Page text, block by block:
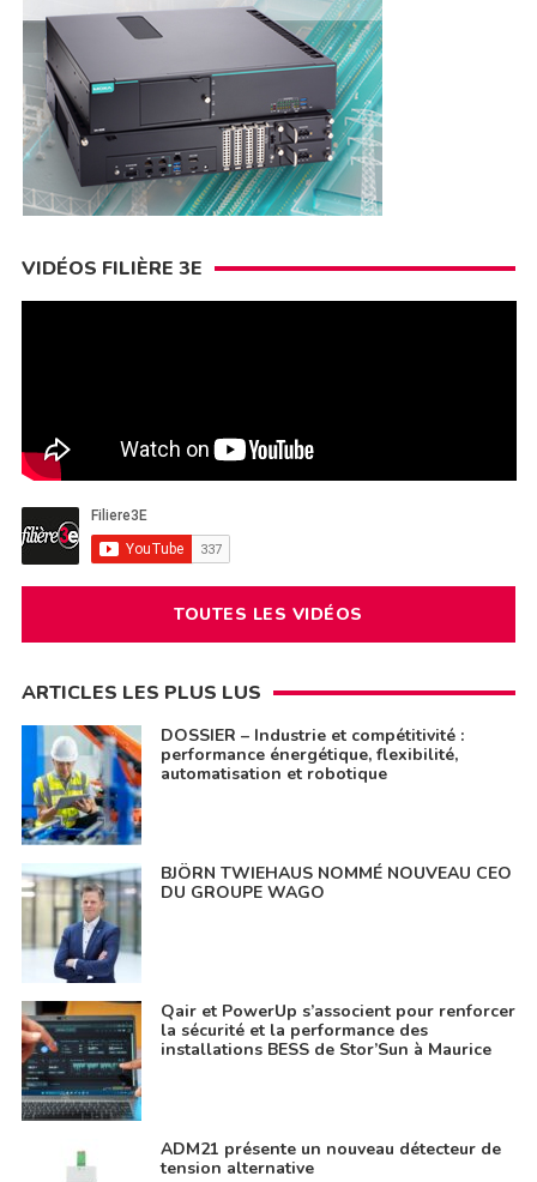
VIDÉOS FILIÈRE 3E
TOUTES LES VIDÉOS
ARTICLES LES PLUS LUS
DOSSIER – Industrie et compétitivité :
performance énergétique, flexibilité,
automatisation et robotique
BJÖRN TWIEHAUS NOMMÉ NOUVEAU CEO
DU GROUPE WAGO
Qair et PowerUp s’associent pour renforcer
la sécurité et la performance des
installations BESS de Stor’Sun à Maurice
ADM21 présente un nouveau détecteur de
tension alternative